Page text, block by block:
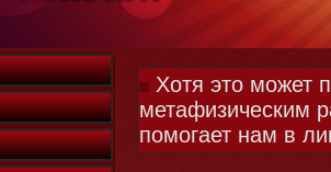
Хотя это может
метафизическим
помогает нам в